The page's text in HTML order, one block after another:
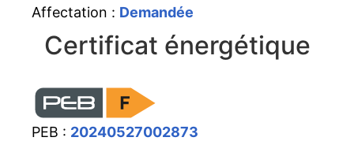
Affectation : Demandée
Certificat énergétique
PEB : 20240527002873